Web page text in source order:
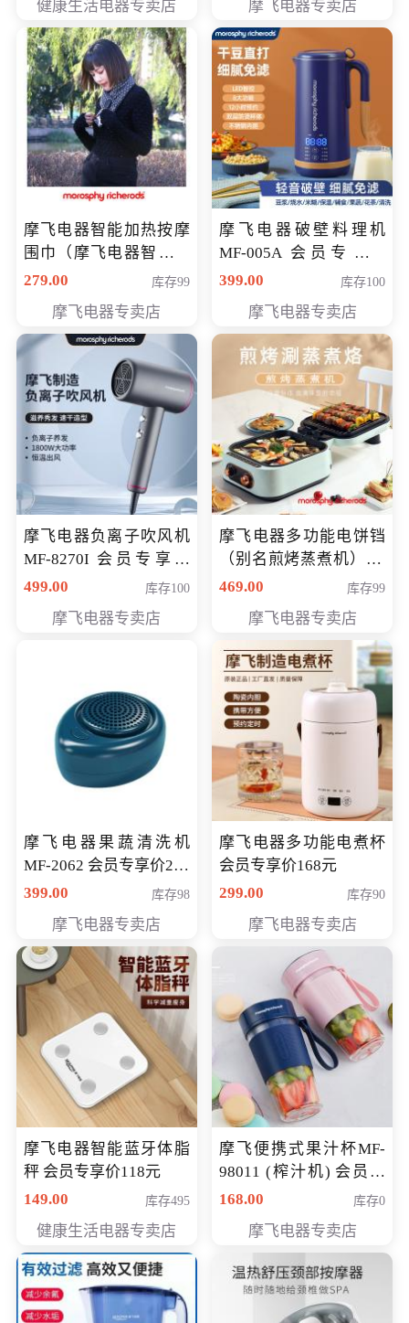
健康生活电器专卖店 摩飞电器专卖店
摩飞电器智能加热按摩
围巾（摩飞电器智能加
热按摩围脖） 会员专享
279.00 库存99
摩飞电器专卖店
摩飞电器破壁料理机
MF-005A 会员专享价
198元
399.00 库存100
摩飞电器专卖店
摩飞电器负离子吹风机
MF-8270I 会员专享价
369元
499.00 库存100
摩飞电器专卖店
摩飞电器多功能电饼铛
（别名煎烤蒸煮机） 型
号MF-8888B 会员专享
469.00 库存99
摩飞电器专卖店
摩飞电器果蔬清洗机
MF-2062 会员专享价268
元
399.00 库存98
摩飞电器专卖店
摩飞电器多功能电煮杯
会员专享价168元
299.00
库存90
摩飞电器专卖店
摩飞电器智能蓝牙体脂
秤 会员专享价118元
149.00
库存495
健康生活电器专卖店
摩飞便携式果汁杯MF-
98011 (榨汁机) 会员专
享价138元
168.00 库存0
摩飞电器专卖店